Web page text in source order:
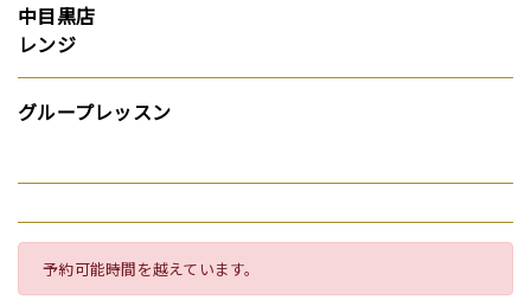
中目黒店
レンジ
グループレッスン
予約可能時間を越えています。